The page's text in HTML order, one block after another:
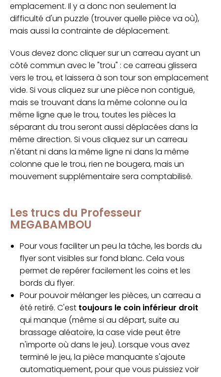
emplacement. Il y a donc non seulement la
difficulté d'un puzzle (trouver quelle pièce va où),
mais aussi la contrainte de déplacement.
Vous devez donc cliquer sur un carreau ayant un
côté commun avec le "trou" : ce carreau glissera
vers le trou, et laissera à son tour son emplacement
vide. Si vous cliquez sur une pièce non contiguë,
mais se trouvant dans la même colonne ou la
même ligne que le trou, toutes les pièces la
séparant du trou seront aussi déplacées dans la
même direction. Si vous cliquez sur un carreau
n'étant ni dans la même ligne ni dans la même
colonne que le trou, rien ne bougera, mais un
mouvement supplémentaire sera comptabilisé.
Les trucs du Professeur
MEGABAMBOU
Pour vous faciliter un peu la tâche, les bords du
flyer sont visibles sur fond blanc. Cela vous
permet de repérer facilement les coins et les
bords du flyer.
Pour pouvoir mélanger les pièces, un carreau a
été retiré. C'est toujours le coin inférieur droit
qui manque (même si au départ, suite au
brassage aléatoire, la case vide peut être
n'importe où dans le jeu). Lorsque vous avez
terminé le jeu, la pièce manquante s'ajoute
automatiquement, pour que vous puissiez voir